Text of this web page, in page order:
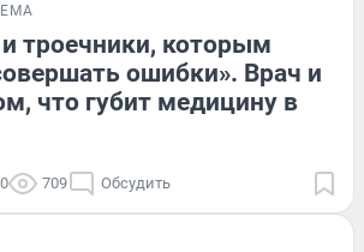
троечники, которым
ошибки». Врач и
что губит медицину в
709 Обсудить